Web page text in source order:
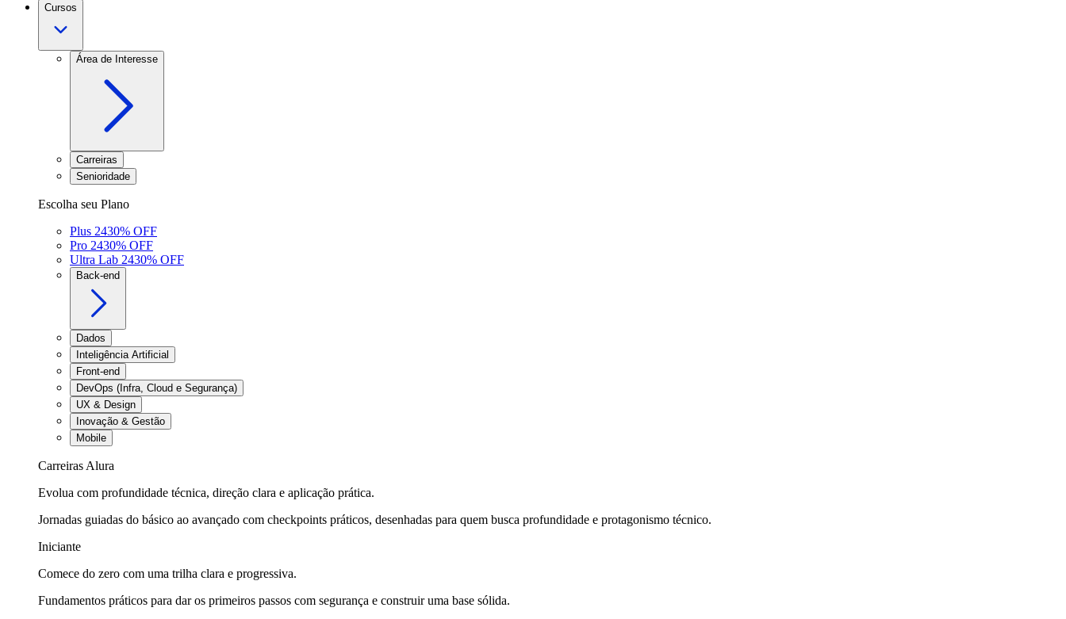
Cursos
Área de Interesse
Carreiras
Senioridade
Escolha seu Plano
Plus 2430% OFF
Pro 2430% OFF
Ultra Lab 2430% OFF
Back-end
Dados
Inteligência Artificial
Front-end
DevOps (Infra, Cloud e Segurança)
UX & Design
Inovação & Gestão
Mobile
Carreiras Alura
Evolua com profundidade técnica, direção clara e aplicação prática.
Jornadas guiadas do básico ao avançado com checkpoints práticos, desenhadas para quem busca profundidade e protagonismo técnico.
Iniciante
Comece do zero com uma trilha clara e progressiva.
Fundamentos práticos para dar os primeiros passos com segurança e construir uma base sólida.